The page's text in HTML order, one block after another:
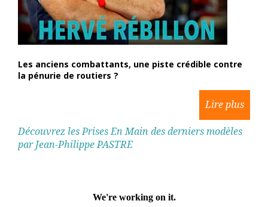
Les anciens combattants, une piste crédible contre
la pénurie de routiers ?
Découvrez les Prises En Main des derniers modèles
par Jean-Philippe PASTRE